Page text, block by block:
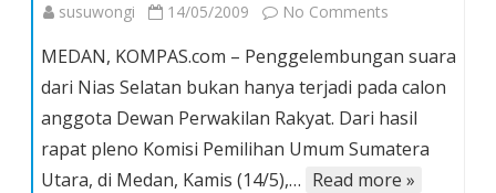
susuwongi 14/05/2009 No Comments
Suara
Kembali
Terjadi
di
Sumut
MEDAN, KOMPAS.com – Penggelembungan suara
dari Nias Selatan bukan hanya terjadi pada calon
anggota Dewan Perwakilan Rakyat. Dari hasil
rapat pleno Komisi Pemilihan Umum Sumatera
Utara, di Medan, Kamis (14/5),… Read more »